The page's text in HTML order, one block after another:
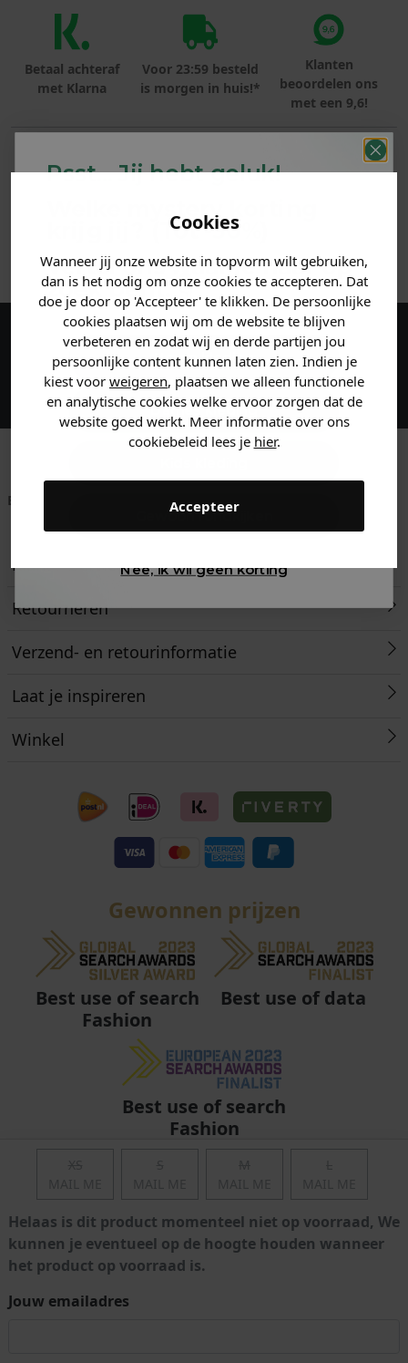
Cookies
Wanneer jij onze website in topvorm wilt gebruiken,
dan is het nodig om onze cookies te accepteren. Dat
doe je door op 'Accepteer' te klikken. De persoonlijke
cookies plaatsen wij om de website te blijven
verbeteren en zodat wij en derde partijen jou
persoonlijke content kunnen laten zien. Indien je
kiest voor weigeren, plaatsen we alleen functionele
en analytische cookies welke ervoor zorgen dat de
website goed werkt. Meer informatie over ons
cookiebeleid lees je hier.
Accepteer
Helaas is dit product momenteel niet op voorraad, We
kunnen je eventueel op de hoogte houden wanneer
het product op voorraad is.
Jouw emailadres
Betaal achteraf
met Klarna
Voor 23:59 besteld
is morgen in huis!*
Klanten
beoordelen ons
met een 9,6!
Maak een account aan en ontvang 5%
korting op je eerste bestelling!
Betaal achteraf met
Voor 23:59 besteld
is morgen in huis!*
Klantenservice
Retourneren
Verzend- en retourinformatie
Laat je inspireren
Winkel
Gewonnen prijzen
Best use of search
Fashion
Best use of data
Best use of search
Fashion
Psst... Jij hebt geluk!
Welke mystery
krijg jij? (Tot-30%
Vertel ons waar je naar op
zoek bent. 👇
Heren kleding
Dames kleding
Gewoon rondkijken
Nee, ik wil geen korting